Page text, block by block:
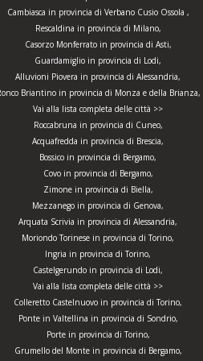
Cambiasca in provincia di Verbano Cusio Ossola ,
Rescaldina in provincia di Milano,
Casorzo Monferrato in provincia di Asti,
Guardamiglio in provincia di Lodi,
Alluvioni Piovera in provincia di Alessandria,
Briantino in provincia di Monza e della Brianza,
Vai alla lista completa delle città >>
Roccabruna in provincia di Cuneo,
Acquafredda in provincia di Brescia,
Bossico in provincia di Bergamo,
Covo in provincia di Bergamo,
Zimone in provincia di Biella,
Mezzanego in provincia di Genova,
Arquata Scrivia in provincia di Alessandria,
Moriondo Torinese in provincia di Torino,
Ingria in provincia di Torino,
Castelgerundo in provincia di Lodi,
Vai alla lista completa delle città >>
Colleretto Castelnuovo in provincia di Torino,
Ponte in Valtellina in provincia di Sondrio,
Porte in provincia di Torino,
Grumello del Monte in provincia di Bergamo,